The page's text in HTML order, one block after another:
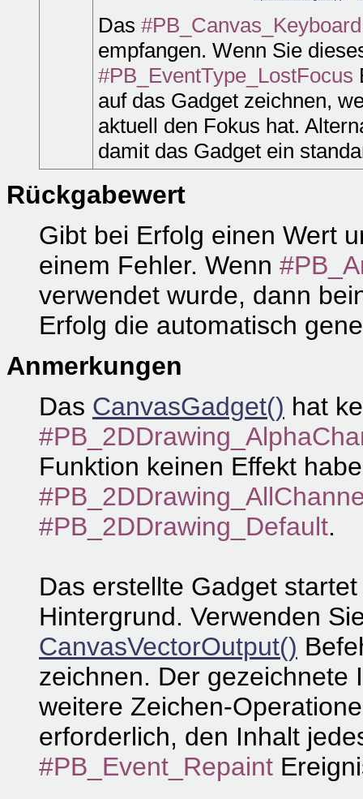
Das #PB_Canvas_Keyboard
empfangen. Wenn Sie
#PB_EventType_LostFocus
auf das Gadget zeichnen,
aktuell den Fokus hat.
damit das Gadget ein
Rückgabewert
Gibt bei Erfolg einen Wert
einem Fehler. Wenn
verwendet wurde, dann
Erfolg die automatisch
Anmerkungen
Das CanvasGadget() hat
Funktion keinen Effekt
#PB_2DDrawing_Default.
Das erstellte Gadget
Hintergrund. Verwenden
CanvasVectorOutput()
zeichnen. Der gezeichnete
weitere Zeichen-
erforderlich, den Inhalt
#PB_Event_Repaint